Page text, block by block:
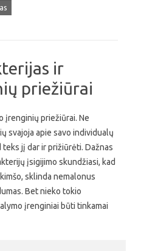
ir
priežiūrai
įrenginių priežiūrai. Ne
svajoja apie savo individualų
teks jį dar ir prižiūrėti. Dažnas
įsigijimo skundžiasi, kad
sklinda nemalonus
Bet nieko tokio
įrenginiai būti tinkamai